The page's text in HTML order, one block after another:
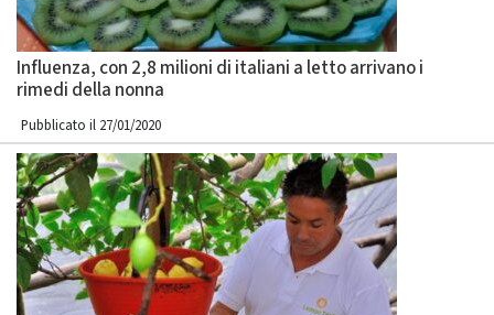
Influenza, con 2,8 milioni di italiani a letto arrivano i
rimedi della nonna
Pubblicato il 27/01/2020